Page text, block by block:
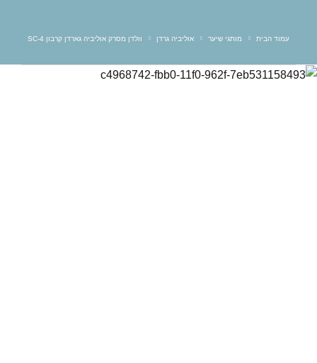
עמוד הבית מותגי שיער אוליביה גרדן וולדן מסרק אוליביה גארדן קרבון SC-4